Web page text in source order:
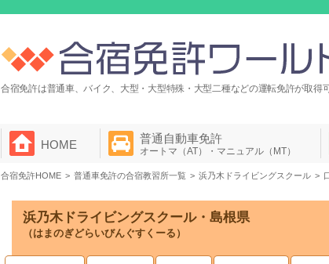
合宿免許は普通車、バイク、大型・大型特殊・大型二種などの運転免許が取得
HOME 普通自動車免許
オートマ（AT）・マニュアル（MT）
合宿免許HOME 普通車免許の合宿教習所一覧 浜乃木ドライビングスクール
浜乃木ドライビングスクール・島根県
（はまのぎどらいびんぐすくーる）